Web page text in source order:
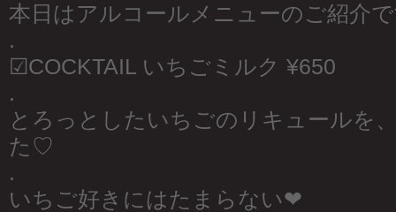
本日はアルコールメニューのご紹介
.
☑︎COCKTAIL いちごミルク ¥650
.
とろっとしたいちごのリキュールを
た♡
.
いちご好きにはたまらない❤︎